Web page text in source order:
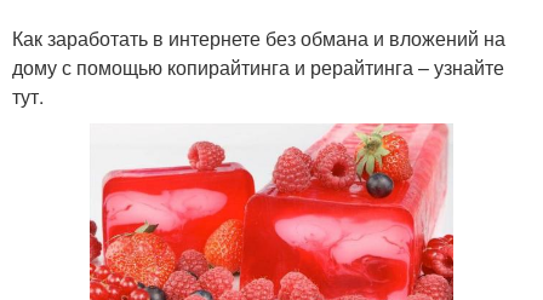
Как заработать в интернете без обмана и вложений на
дому с помощью копирайтинга и рерайтинга – узнайте
тут.